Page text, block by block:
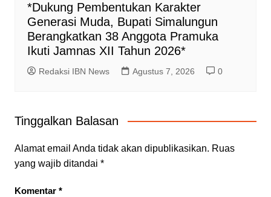
*Dukung Pembentukan Karakter
Generasi Muda, Bupati Simalungun
Berangkatkan 38 Anggota Pramuka
Ikuti Jamnas XII Tahun 2026*
Redaksi IBN News Agustus 7, 2026 0
Tinggalkan Balasan
Alamat email Anda tidak akan dipublikasikan. Ruas
yang wajib ditandai *
Komentar *